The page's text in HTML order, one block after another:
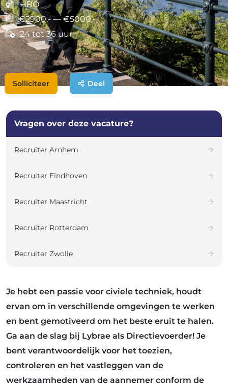
HBO
€2900,- — €5000,-
24 tot 36 uur
Solliciteer Deel
Vragen over deze vacature?
Recruiter Arnhem
Recruiter Eindhoven
Recruiter Maastricht
Recruiter Rotterdam
Recruiter Zwolle
Je hebt een passie voor civiele techniek, houdt
ervan om in verschillende omgevingen te werken
en bent gemotiveerd om het beste eruit te halen.
Ga aan de slag bij Lybrae als Directievoerder! Je
bent verantwoordelijk voor het toezien,
controleren en het vastleggen van de
werkzaamheden van de aannemer conform de